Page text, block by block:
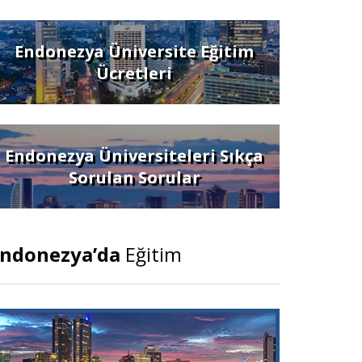
Endonezya Üniversite Eğitim
Ücretleri
Endonezya Üniversiteleri Sıkça
Sorulan Sorular
Eğitim